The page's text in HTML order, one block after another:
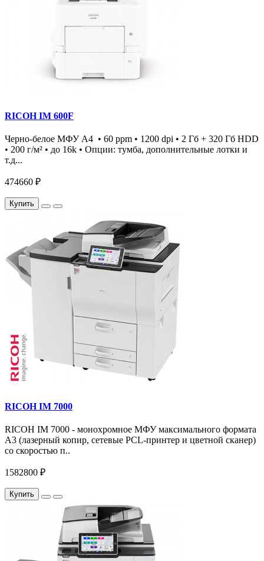
RICOH IM 600F
Черно-белое МФУ А4 • 60 ppm • 1200 dpi • 2 Гб + 320 Гб HDD
• 200 г/м² • до 16k • Опции: тумба, дополнительные лотки и
т.д...
474660 ₽
Купить
RICOH IM 7000
RICOH IM 7000 - монохромное МФУ максимального формата
А3 (лазерный копир, сетевые PCL-принтер и цветной сканер)
со скоростью п..
1582800 ₽
Купить